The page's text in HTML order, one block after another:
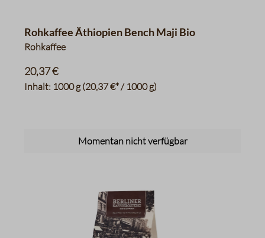
Rohkaffee Äthiopien Bench Maji Bio
Rohkaffee
Inhalt: 1000 g(20,37 €* / 1000 g)
20,37 €
Momentan nicht verfügbar